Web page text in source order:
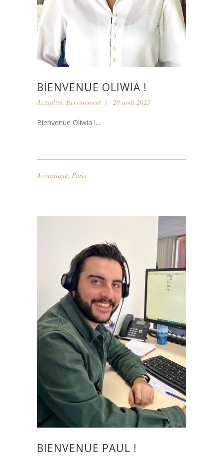
BIENVENUE OLIWIA !
Actualité, Recrutement 28 août 2023
Bienvenue Oliwia !...
Acoustique, Paris
BIENVENUE PAUL !